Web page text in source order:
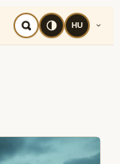
HÁBORÚ
HU